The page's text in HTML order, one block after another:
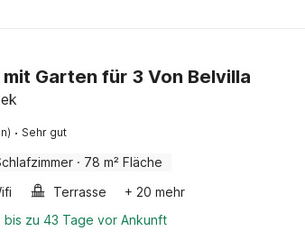
Garten für 3 Von Belvilla
· Sehr gut
· 78 m² Fläche
Terrasse
+ 20 mehr
zu 43 Tage vor Ankunft